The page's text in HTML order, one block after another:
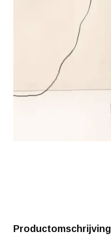
Productomschrijving